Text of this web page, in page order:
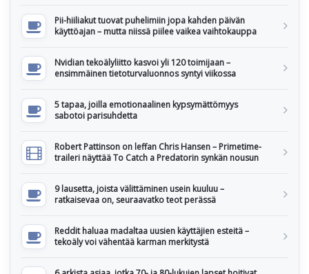
Pii-hiiliakut tuovat puhelimiin jopa kahden päivän
käyttöajan – mutta niissä piilee vaikea vaihtokauppa
Nvidian tekoälyliitto kasvoi yli 120 toimijaan –
ensimmäinen tietoturvaluonnos syntyi viikossa
5 tapaa, joilla emotionaalinen kypsymättömyys
sabotoi parisuhdetta
Robert Pattinson on leffan Chris Hansen – Primetime-
traileri näyttää To Catch a Predatorin synkän nousun
9 lausetta, joista välittäminen usein kuuluu –
ratkaisevaa on, seuraavatko teot perässä
Reddit haluaa madaltaa uusien käyttäjien esteitä –
tekoäly voi vähentää karman merkitystä